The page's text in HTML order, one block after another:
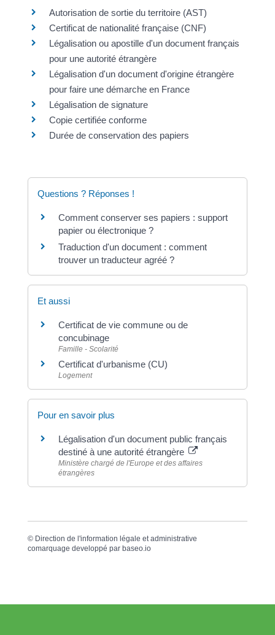
Autorisation de sortie du territoire (AST)
Certificat de nationalité française (CNF)
Légalisation ou apostille d'un document français
pour une autorité étrangère
Légalisation d'un document d'origine étrangère
pour faire une démarche en France
Légalisation de signature
Copie certifiée conforme
Durée de conservation des papiers
Questions ? Réponses !
Comment conserver ses papiers : support
papier ou électronique ?
Traduction d'un document : comment
trouver un traducteur agréé ?
Et aussi
Certificat de vie commune ou de
concubinage
Famille - Scolarité
Certificat d'urbanisme (CU)
Logement
Pour en savoir plus
Légalisation d'un document public français
destiné à une autorité étrangère
Ministère chargé de l'Europe et des affaires
étrangères
© Direction de l'information légale et administrative
comarquage developpé par baseo.io